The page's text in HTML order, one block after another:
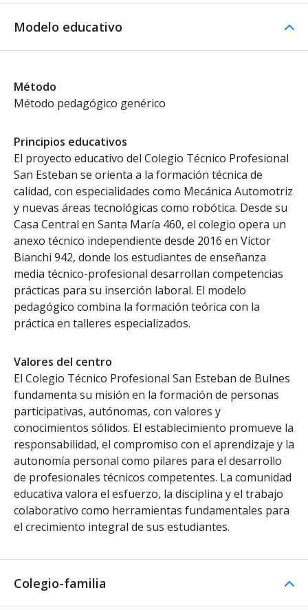
Modelo educativo
Método
Método pedagógico genérico
Principios educativos
El proyecto educativo del Colegio Técnico Profesional
San Esteban se orienta a la formación técnica de
calidad, con especialidades como Mecánica Automotriz
y nuevas áreas tecnológicas como robótica. Desde su
Casa Central en Santa María 460, el colegio opera un
anexo técnico independiente desde 2016 en Víctor
Bianchi 942, donde los estudiantes de enseñanza
media técnico-profesional desarrollan competencias
prácticas para su inserción laboral. El modelo
pedagógico combina la formación teórica con la
práctica en talleres especializados.
Valores del centro
El Colegio Técnico Profesional San Esteban de Bulnes
fundamenta su misión en la formación de personas
participativas, autónomas, con valores y
conocimientos sólidos. El establecimiento promueve la
responsabilidad, el compromiso con el aprendizaje y la
autonomía personal como pilares para el desarrollo
de profesionales técnicos competentes. La comunidad
educativa valora el esfuerzo, la disciplina y el trabajo
colaborativo como herramientas fundamentales para
el crecimiento integral de sus estudiantes.
Colegio-familia